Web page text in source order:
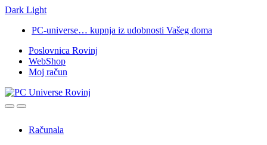
Dark Light
navigation
content
PC-universe… kupnja iz udobnosti Vašeg doma
Poslovnica Rovinj
WebShop
Moj račun
OpenClose
Računala